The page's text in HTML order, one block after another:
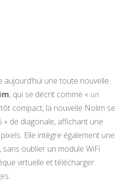
une toute nouvelle
, qui se décrit comme « un
compact, la nouvelle Nolim se
» de diagonale, affichant une
Elle intègre également une
oublier un module WiFi
virtuelle et télécharger